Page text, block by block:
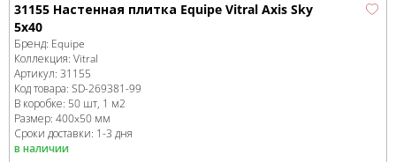
31155 Настенная плитка Equipe Vitral Axis Sky
5x40
Бренд: Equipe
Коллекция: Vitral
Артикул: 31155
Код товара: SD-269381-99
В коробке: 50 шт, 1 м2
Размер: 400x50 мм
Сроки доставки: 1-3 дня
в наличии